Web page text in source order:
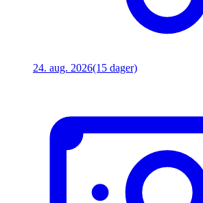
24. aug. 2026(15 dager)